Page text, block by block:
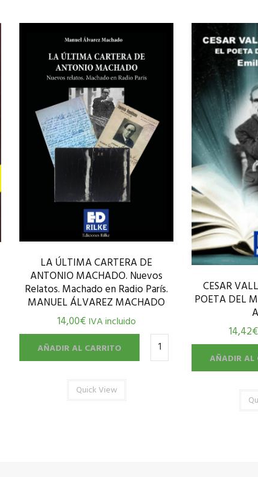
LA ÚLTIMA CARTERA DE
ANTONIO MACHADO. Nuevos
Relatos. Machado en Radio París.
MANUEL ÁLVAREZ MACHADO
14,00€ IVA incluido
AÑADIR AL CARRITO
Quick View
CESAR
POETA DEL
14,42€
AÑADIR AL